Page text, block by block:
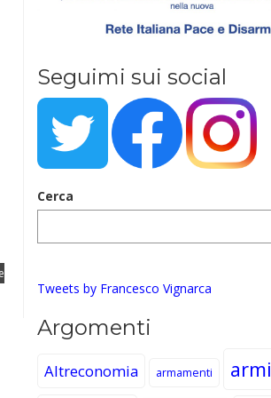
Seguimi sui social
Cerca
Tweets by Francesco Vignarca
Argomenti
Altreconomia armamenti armi